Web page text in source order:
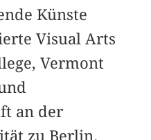
Künste
Visual Arts
Vermont
an der
zu Berlin.